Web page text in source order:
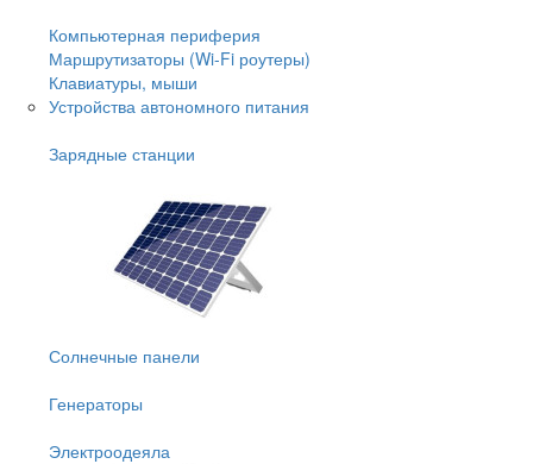
Компьютерная периферия
Маршрутизаторы (Wi-Fi роутеры)
Клавиатуры, мыши
Устройства автономного питания
Зарядные станции
Солнечные панели
Генераторы
Электроодеяла